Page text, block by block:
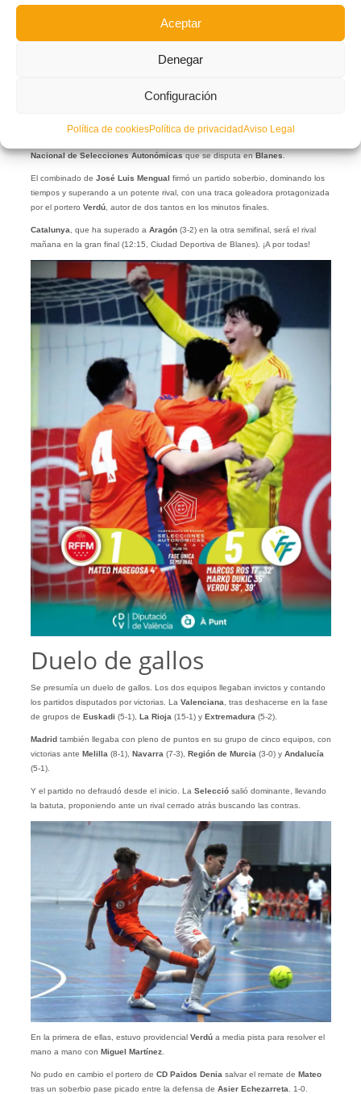
Aceptar
Denegar
Configuración
Política de cookiesPolítica de privacidadAviso Legal
Selecció Valenciana masculina sub14 de fútbol salavenció aMadrid
Nacional de Selecciones Autonómicasque se disputa enBlanes.
El combinado de José Luis Mengual firmó un partido soberbio, dominando los
tiempos y superando a un potente rival, con una traca goleadora protagonizada
por el portero Verdú, autor de dos tantos en los minutos finales.
Catalunya , que ha superado a Aragón(3-2) en la otra semifinal, será el rival
mañana en la gran final (12:15, Ciudad Deportiva de Blanes). ¡A por todas!
Duelo de gallos
Se presumía un duelo de gallos. Los dos equipos llegaban invictos y contando
los partidos disputados por victorias. La Valenciana, tras deshacerse en la fase
de grupos de Euskadi (5-1), La Rioja(15-1) y Extremadura(5-2).
Madridtambién llegaba con pleno de puntos en su grupo de cinco equipos, con
victorias ante Melilla(8-1), Navarra(7-3), Región de Murcia (3-0) y Andalucía
(5-1).
Y el partido no defraudó desde el inicio. La Selecciósalió dominante, llevando
la batuta, proponiendo ante un rival cerrado atrás buscando las contras.
En la primera de ellas, estuvo providencial Verdúa media pista para resolver el
mano a mano con Miguel Martínez.
No pudo en cambio el portero de CD Paidos Denia salvar el remate de Mateo
tras un soberbio pase picado entre la defensa de Asier Echezarreta . 1-0.